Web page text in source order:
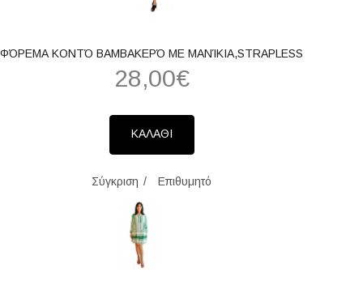
ΦΌΡΕΜΑ ΚΟΝΤΌ ΒΑΜΒΑΚΕΡΌ ΜΕ ΜΑΝΊΚΙΑ,STRAPLESS
28,00€
ΚΑΛΑΘΙ
Σύγκριση Επιθυμητό